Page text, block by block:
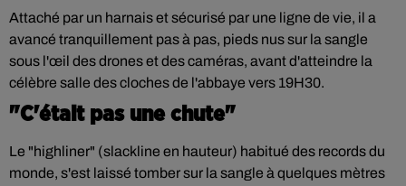
Attaché par un harnais et sécurisé par une ligne de vie, il a
avancé tranquillement pas à pas, pieds nus sur la sangle
sous l'œil des drones et des caméras, avant d'atteindre la
célèbre salle des cloches de l'abbaye vers 19H30.
"C'était pas une chute"
Le "highliner" (slackline en hauteur) habitué des records du
monde, s'est laissé tomber sur la sangle à quelques mètres